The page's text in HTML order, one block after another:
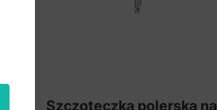
Szczoteczka polerska na